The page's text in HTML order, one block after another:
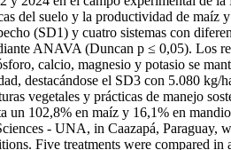
del suelo y la productividad de
(SD1) y cuatro sistemas con
ANAVA (Duncan p ≤ 0,05). Los
calcio, magnesio y potasio se
destacándose el SD3 con 5.080 kg/
vegetales y prácticas de manejo
un 102,8% en maíz y 16,1% en
- UNA, in Caazapá,
Five treatments were compared